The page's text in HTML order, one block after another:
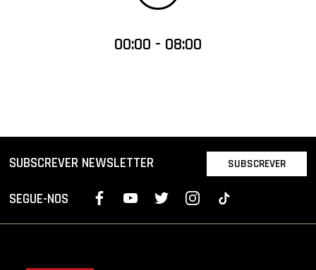
00:00 - 08:00
SUBSCREVER NEWSLETTER SUBSCREVER
SEGUE-NOS